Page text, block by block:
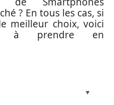
? En tous les cas, si
meilleur choix, voici
à prendre en